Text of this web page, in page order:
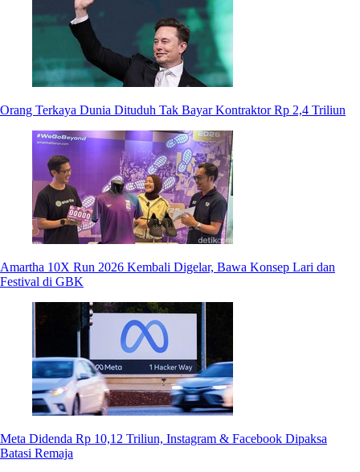
Orang Terkaya Dunia Dituduh Tak Bayar Kontraktor Rp 2,4 Triliun
Amartha 10X Run 2026 Kembali Digelar, Bawa Konsep Lari dan
Festival di GBK
Meta Didenda Rp 10,12 Triliun, Instagram & Facebook Dipaksa
Batasi Remaja